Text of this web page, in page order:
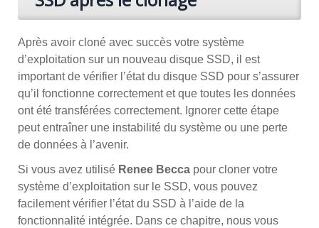
Après avoir cloné avec succès votre système
d’exploitation sur un nouveau disque SSD, il est
important de vérifier l’état du disque SSD pour s’assurer
qu’il fonctionne correctement et que toutes les données
ont été transférées correctement. Ignorer cette étape
peut entraîner une instabilité du système ou une perte
de données à l’avenir.
Si vous avez utilisé Renee Becca pour cloner votre
système d’exploitation sur le SSD, vous pouvez
facilement vérifier l’état du SSD à l’aide de la
fonctionnalité intégrée. Dans ce chapitre, nous vous